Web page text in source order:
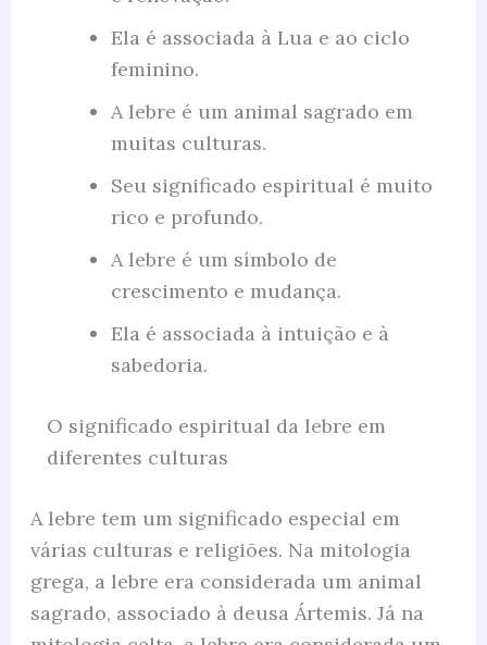
Ela é associada à Lua e ao ciclo
feminino.
A lebre é um animal sagrado em
muitas culturas.
Seu significado espiritual é muito
rico e profundo.
A lebre é um símbolo de
crescimento e mudança.
Ela é associada à intuição e à
sabedoria.
O significado espiritual da lebre em
diferentes culturas
A lebre tem um significado especial em
várias culturas e religiões. Na mitologia
grega, a lebre era considerada um animal
sagrado, associado à deusa Ártemis. Já na